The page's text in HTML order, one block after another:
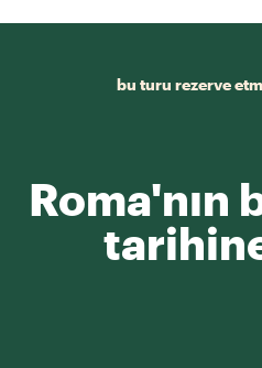
bu turu rezerve
Roma'nın